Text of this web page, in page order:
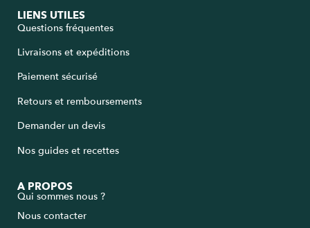
LIENS UTILES
Questions fréquentes
Livraisons et expéditions
Paiement sécurisé
Retours et remboursements
Demander un devis
Nos guides et recettes
A PROPOS
Qui sommes nous ?
Nous contacter